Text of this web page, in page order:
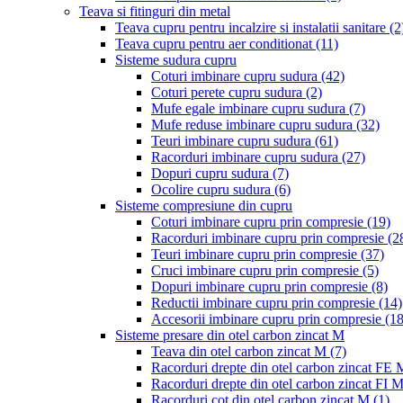
Teava si fitinguri din metal
Teava cupru pentru incalzire si instalatii sanitare
Teava cupru pentru aer conditionat (11)
Sisteme sudura cupru
Coturi imbinare cupru sudura (42)
Coturi perete cupru sudura (2)
Mufe egale imbinare cupru sudura (7)
Mufe reduse imbinare cupru sudura (32)
Teuri imbinare cupru sudura (61)
Racorduri imbinare cupru sudura (27)
Dopuri cupru sudura (7)
Ocolire cupru sudura (6)
Sisteme compresiune din cupru
Coturi imbinare cupru prin compresie (19)
Racorduri imbinare cupru prin compresie
Teuri imbinare cupru prin compresie (37)
Cruci imbinare cupru prin compresie (5)
Dopuri imbinare cupru prin compresie (8)
Reductii imbinare cupru prin compresie (14)
Accesorii imbinare cupru prin compresie
Sisteme presare din otel carbon zincat M
Teava din otel carbon zincat M (7)
Racorduri drepte din otel carbon zincat FE
Racorduri drepte din otel carbon zincat FI M
Racorduri cot din otel carbon zincat M (1)